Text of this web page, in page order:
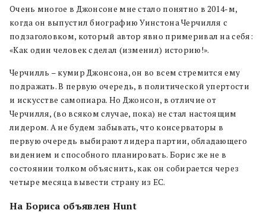
Очень многое в Джонсоне мне стало понятно в 2014-м,
когда он выпустил биографию Уинстона Черчилля с
подзаголовком, который автор явно примеривал на себя:
«Как один человек сделал (изменил) историю!».
Черчилль – кумир Джонсона, он во всем стремится ему
подражать. В первую очередь, в политической упертости
и искусстве самопиара. Но Джонсон, в отличие от
Черчилля, (во всяком случае, пока) не стал настоящим
лидером. А не будем забывать, что консерваторы в
первую очередь выбирают лидера партии, обладающего
видением и способного планировать. Борис же не в
состоянии толком объяснить, как он собирается через
четыре месяца вывести страну из ЕС.
На Бориса объявлен Hunt